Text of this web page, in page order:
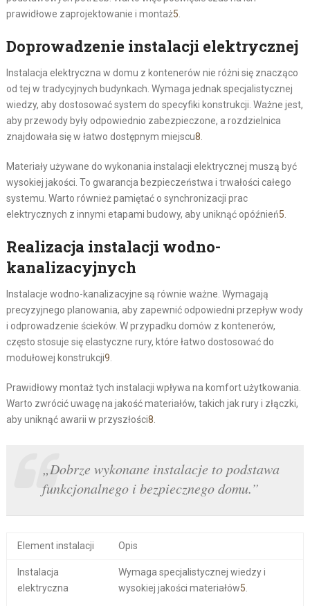
prawidłowe zaprojektowanie i montaż5.
Doprowadzenie instalacji elektrycznej
Instalacja elektryczna w domu z kontenerów nie różni się znacząco
od tej w tradycyjnych budynkach. Wymaga jednak specjalistycznej
wiedzy, aby dostosować system do specyfiki konstrukcji. Ważne jest,
aby przewody były odpowiednio zabezpieczone, a rozdzielnica
znajdowała się w łatwo dostępnym miejscu8.
Materiały używane do wykonania instalacji elektrycznej muszą być
wysokiej jakości. To gwarancja bezpieczeństwa i trwałości całego
systemu. Warto również pamiętać o synchronizacji prac
elektrycznych z innymi etapami budowy, aby uniknąć opóźnień5.
Realizacja instalacji wodno-
kanalizacyjnych
Instalacje wodno-kanalizacyjne są równie ważne. Wymagają
precyzyjnego planowania, aby zapewnić odpowiedni przepływ wody
i odprowadzenie ścieków. W przypadku domów z kontenerów,
często stosuje się elastyczne rury, które łatwo dostosować do
modułowej konstrukcji9.
Prawidłowy montaż tych instalacji wpływa na komfort użytkowania.
Warto zwrócić uwagę na jakość materiałów, takich jak rury i złączki,
aby uniknąć awarii w przyszłości8.
„Dobrze wykonane instalacje to podstawa
funkcjonalnego i bezpiecznego domu.”
Element instalacji Opis
Instalacja
elektryczna
Wymaga specjalistycznej wiedzy i
wysokiej jakości materiałów5.